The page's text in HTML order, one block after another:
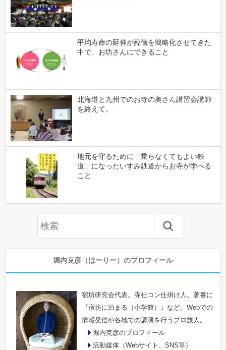
平均寿命の延伸が葬儀を簡略化させてきた
中で、お坊さんにできること
北海道と九州でのお寺の奥さん講習会講師
を終えて。
地元を守るために「乗らなくてもよい鉄
道」になったいすみ鉄道からお寺が学べる
こと
堀内克彦（ほーりー）のプロフィール
宿坊研究会代表。寺社コン仕掛け人。著書に
『宿坊に泊まる（小学館）』など。Webでの
情報発信や各地での講演を行うプロ旅人。
堀内克彦のプロフィール
活動媒体（Webサイト、SNS等）